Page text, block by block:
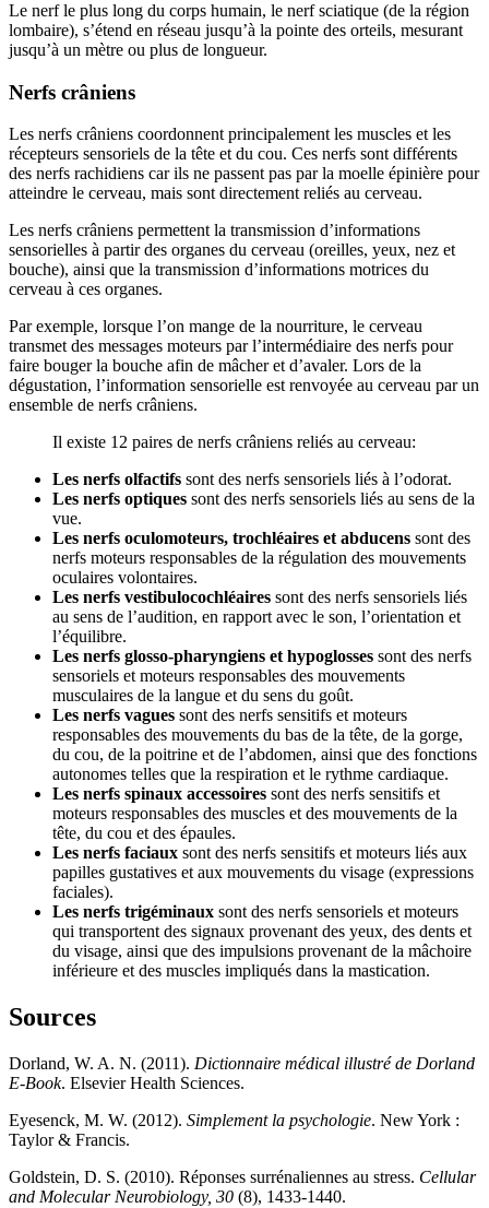
Le nerf le plus long du corps humain, le nerf sciatique (de la région
lombaire), s’étend en réseau jusqu’à la pointe des orteils, mesurant
jusqu’à un mètre ou plus de longueur.
Nerfs crâniens
Les nerfs crâniens coordonnent principalement les muscles et les
récepteurs sensoriels de la tête et du cou. Ces nerfs sont différents
des nerfs rachidiens car ils ne passent pas par la moelle épinière pour
atteindre le cerveau, mais sont directement reliés au cerveau.
Les nerfs crâniens permettent la transmission d’informations
sensorielles à partir des organes du cerveau (oreilles, yeux, nez et
bouche), ainsi que la transmission d’informations motrices du
cerveau à ces organes.
Par exemple, lorsque l’on mange de la nourriture, le cerveau
transmet des messages moteurs par l’intermédiaire des nerfs pour
faire bouger la bouche afin de mâcher et d’avaler. Lors de la
dégustation, l’information sensorielle est renvoyée au cerveau par un
ensemble de nerfs crâniens.
Il existe 12 paires de nerfs crâniens reliés au cerveau:
Les nerfs olfactifs sont des nerfs sensoriels liés à l’odorat.
Les nerfs optiques sont des nerfs sensoriels liés au sens de la
vue.
Les nerfs oculomoteurs, trochléaires et abducens sont des
nerfs moteurs responsables de la régulation des mouvements
oculaires volontaires.
Les nerfs vestibulocochléaires sont des nerfs sensoriels liés
au sens de l’audition, en rapport avec le son, l’orientation et
l’équilibre.
Les nerfs glosso-pharyngiens et hypoglosses sont des nerfs
sensoriels et moteurs responsables des mouvements
musculaires de la langue et du sens du goût.
Les nerfs vagues sont des nerfs sensitifs et moteurs
responsables des mouvements du bas de la tête, de la gorge,
du cou, de la poitrine et de l’abdomen, ainsi que des fonctions
autonomes telles que la respiration et le rythme cardiaque.
Les nerfs spinaux accessoires sont des nerfs sensitifs et
moteurs responsables des muscles et des mouvements de la
tête, du cou et des épaules.
Les nerfs faciaux sont des nerfs sensitifs et moteurs liés aux
papilles gustatives et aux mouvements du visage (expressions
faciales).
Les nerfs trigéminaux sont des nerfs sensoriels et moteurs
qui transportent des signaux provenant des yeux, des dents et
du visage, ainsi que des impulsions provenant de la mâchoire
inférieure et des muscles impliqués dans la mastication.
Sources
Dorland, W. A. N. (2011). Dictionnaire médical illustré de Dorland
E-Book. Elsevier Health Sciences.
Eyesenck, M. W. (2012). Simplement la psychologie. New York :
Taylor & Francis.
Goldstein, D. S. (2010). Réponses surrénaliennes au stress. Cellular
and Molecular Neurobiology, 30 (8), 1433-1440.